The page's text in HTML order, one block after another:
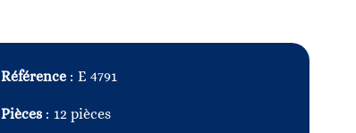
Référence E 4791
Pièces 12 pièces